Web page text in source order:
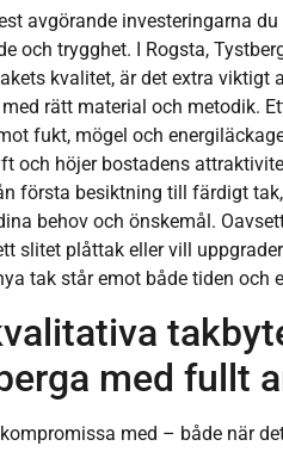
avgörande investeringarna
och trygghet. I Rogsta,
kvalitet, är det extra viktigt
rätt material och metodik.
fukt, mögel och
och höjer bostadens
första besiktning till färdigt
behov och önskemål.
slitet plåttak eller vill
tak står emot både tiden och
med fullt
med – både när